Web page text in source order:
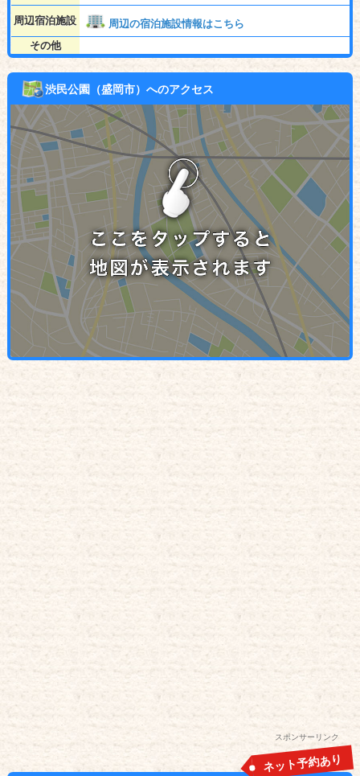
周辺宿泊施設
周辺の宿泊施設情報はこちら
その他
渋民公園（盛岡市）へのアクセス
スポンサーリンク
ネット予約あり